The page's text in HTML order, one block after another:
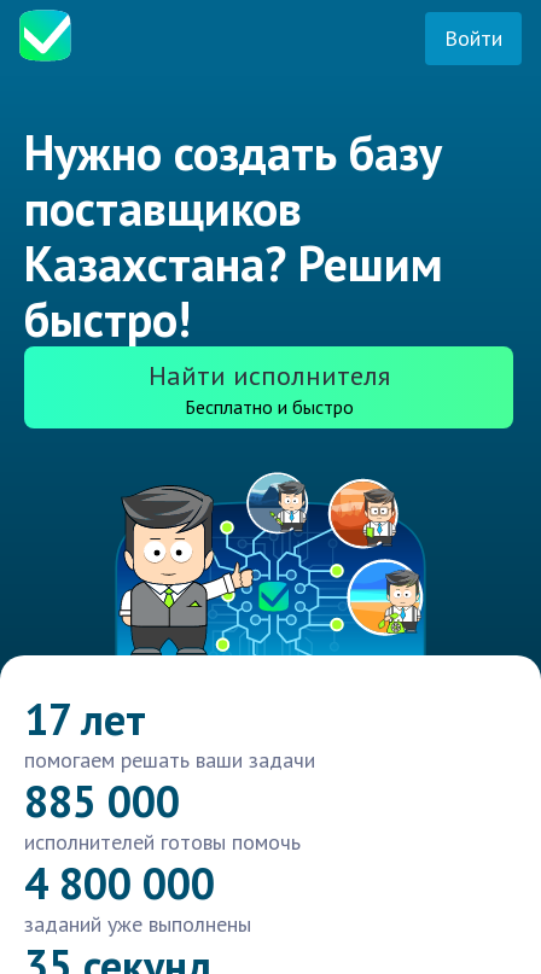
Войти
Нужно создать базу
поставщиков
Казахстана? Решим
быстро!
Найти исполнителя
Бесплатно и быстро
17 лет
помогаем решать ваши задачи
885 000
исполнителей готовы помочь
4 800 000
заданий уже выполнены